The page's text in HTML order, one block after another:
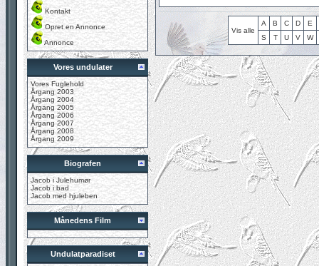
Kontakt
Opret en Annonce
Annonce
Vores undulater
Vores Fuglehold
Årgang 2003
Årgang 2004
Årgang 2005
Årgang 2006
Årgang 2007
Årgang 2008
Årgang 2009
Biografen
Jacob i Julehumør
Jacob i bad
Jacob med hjuleben
Månedens Film
Undulatparadiset
Vis alle
A B C D
E
S
T U V W